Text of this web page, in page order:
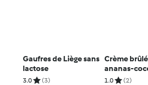
Gaufres de Liège sans
lactose
3.0 (3)
Crème
ananas-
sucre ajouté
1.0 (2)